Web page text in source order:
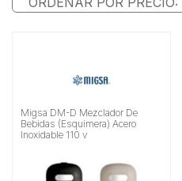
Migsa DM-D Mezclador De
Bebidas (Esquimera) Acero
Inoxidable 110 v